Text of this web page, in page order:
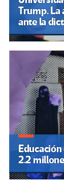
Trump. La
ante la
2.2